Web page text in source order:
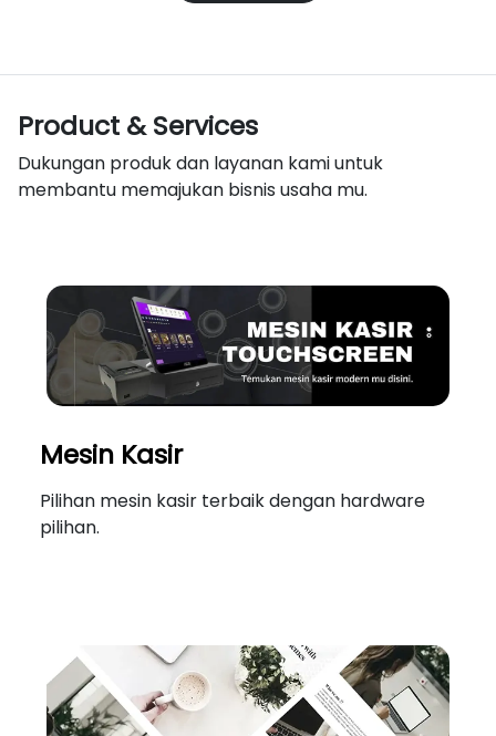
Product & Services
Dukungan produk dan layanan kami untuk
membantu memajukan bisnis usaha mu.
Mesin Kasir
Pilihan mesin kasir terbaik dengan hardware
pilihan.